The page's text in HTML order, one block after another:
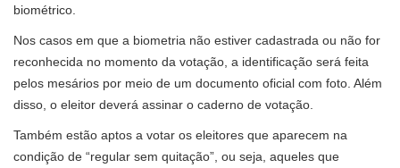
biométrico.
Nos casos em que a biometria não estiver cadastrada ou não for
reconhecida no momento da votação, a identificação será feita
pelos mesários por meio de um documento oficial com foto. Além
disso, o eleitor deverá assinar o caderno de votação.
Também estão aptos a votar os eleitores que aparecem na
condição de “regular sem quitação”, ou seja, aqueles que